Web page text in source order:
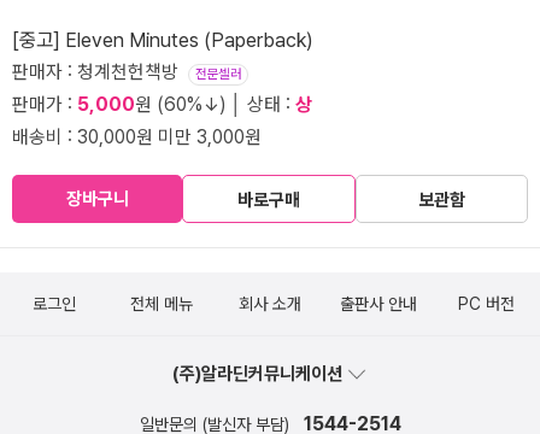
[중고] Eleven Minutes (Paperback)
판매자 : 청계천헌책방 전문셀러
판매가 : 5,000원 (60%↓) │ 상태 : 상
배송비 : 30,000원 미만 3,000원
장바구니 바로구매 보관함
로그인 전체 메뉴 회사 소개 출판사 안내 PC 버전
(주)알라딘커뮤니케이션
일반문의 (발신자 부담) 1544-2514